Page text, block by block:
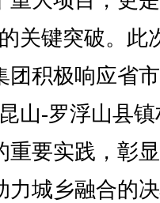
关键突破。此
团积极响应省
山-罗浮山县
重要实践，彰
力城乡融合的